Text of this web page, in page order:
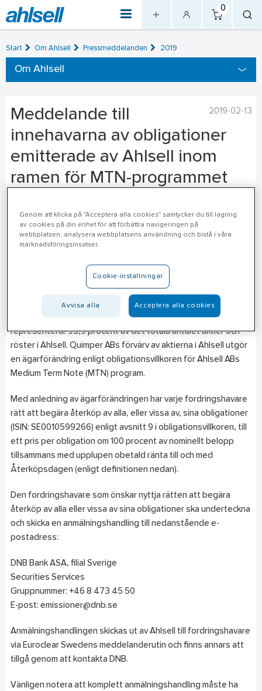
0
Start Om Ahlsell Pressmeddelanden 2019
Om Ahlsell
2019-02-13
Meddelande till
innehavarna av obligationer
emitterade av Ahlsell inom
ramen för MTN-programmet
Ahlsell AB (publ) (”Ahlsell”) inom ramen för Ahlsells MTN-
program med anledning av det offentliga
uppköpserbjudandet till aktieägarna i Ahlsell.
Till följd av Quimper ABs offentliga erbjudande till aktieägarna
i Ahlsell av den 11 december 2018 har Quimper AB den 13
februari 2019 offentliggjort att Quimper AB fullföljer
erbjudandet och därmed blir ägare till aktier som
representerar 93,9 procent av det totala antalet aktier och
röster i Ahlsell. Quimper ABs förvärv av aktierna i Ahlsell utgör
en ägarförändring enligt obligationsvillkoren för Ahlsell ABs
Medium Term Note (MTN) program.
Med anledning av ägarförändringen har varje fordringshavare
rätt att begära återköp av alla, eller vissa av, sina obligationer
(ISIN: SE0010599266) enligt avsnitt 9 i obligationsvillkoren, till
ett pris per obligation om 100 procent av nominellt belopp
tillsammans med upplupen obetald ränta till och med
Återköpsdagen (enligt definitionen nedan).
Den fordringshavare som önskar nyttja rätten att begära
återköp av alla eller vissa av sina obligationer ska underteckna
och skicka en anmälningshandling till nedanstående e-
postadress:
DNB Bank ASA, filial Sverige
Securities Services
Gruppnummer: +46 8 473 45 50
E-post: emissioner@dnb.se
Anmälningshandlingen skickas ut av Ahlsell till fordringshavare
via Euroclear Swedens meddelanderutin och finns annars att
tillgå genom att kontakta DNB.
Vänligen notera att komplett anmälningshandling måste ha
Genom att klicka på "Acceptera alla cookies" samtycker du till lagring
av cookies på din enhet för att förbättra navigeringen på
webbplatsen, analysera webbplatsens användning och bistå i våra
marknadsföringsinsatser.
Cookie-inställningar
Avvisa alla Acceptera alla cookies